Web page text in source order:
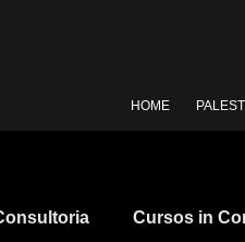
HOME
Cursos in